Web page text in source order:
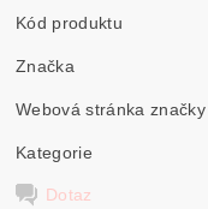
Kód produktu
Značka
Webová stránka značky
Kategorie
Dotaz